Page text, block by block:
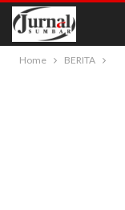
Home BERITA